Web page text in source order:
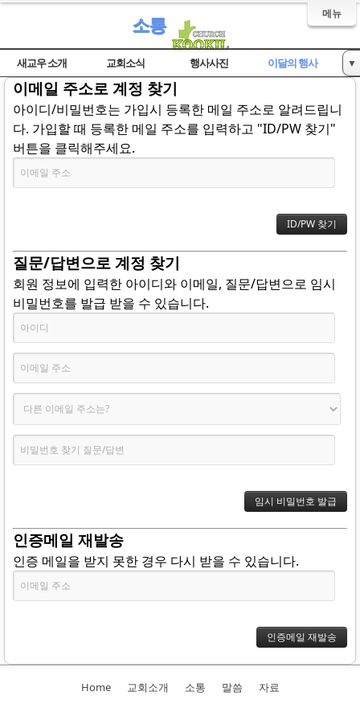
메뉴
소통
새교우 소개 교회소식 행사사진 이달의 행사
자유게시판
▼
이메일 주소로 계정 찾기
아이디/비밀번호는 가입시 등록한 메일 주소로 알려드립니
다. 가입할 때 등록한 메일 주소를 입력하고 "ID/PW 찾기"
버튼을 클릭해주세요.
질문/답변으로 계정 찾기
회원 정보에 입력한 아이디와 이메일, 질문/답변으로 임시
비밀번호를 발급 받을 수 있습니다.
인증메일 재발송
인증 메일을 받지 못한 경우 다시 받을 수 있습니다.
Home 교회소개 소통 말씀 자료